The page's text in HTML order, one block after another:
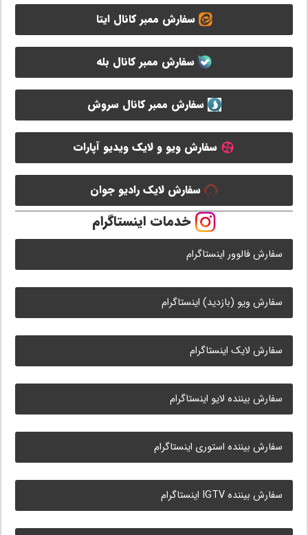
سفارش ممبر کانال ایتا
سفارش ممبر کانال بله
سفارش ممبر کانال سروش
سفارش ویو و لایک ویدیو آپارات
سفارش لایک رادیو جوان
خدمات اینستاگرام
سفارش فالوور اینستاگرام
سفارش ویو (بازدید) اینستاگرام
سفارش لایک اینستاگرام
سفارش بیننده لایو اینستاگرام
سفارش بیننده استوری اینستاگرام
سفارش بیننده IGTV اینستاگرام